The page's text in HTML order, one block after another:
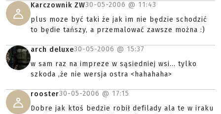
Karczownik ZW30-05-2006 @ 11:43
plus moze być taki że jak im nie będzie schodzić
to będie tańszy, a przemalować zawsze można :)
arch deluxe30-05-2006 @ 15:37
w sam raz na impreze w sąsiedniej wsi... tylko
szkoda ,że nie wersja ostra <hahahaha>
rooster30-05-2006 @ 17:15
Dobre jak ktoś bedzie robił defilady ala te w iraku